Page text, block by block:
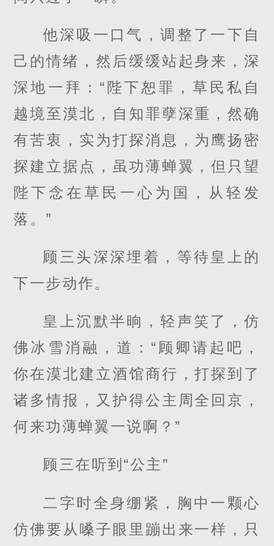
他深吸一口气，调整了一下自
己的情绪，然后缓缓站起身来，深
深地一拜：“陛下恕罪，草民私自
越境至漠北，自知罪孽深重，然确
有苦衷，实为打探消息，为鹰扬密
探建立据点，虽功薄蝉翼，但只望
陛下念在草民一心为国，从轻发
落。”
顾三头深深埋着，等待皇上的
下一步动作。
皇上沉默半晌，轻声笑了，仿
佛冰雪消融，道：“顾卿请起吧，
你在漠北建立酒馆商行，打探到了
诸多情报，又护得公主周全回京，
何来功薄蝉翼一说啊？”
顾三在听到“公主”
二字时全身绷紧，胸中一颗心
仿佛要从嗓子眼里蹦出来一样，只